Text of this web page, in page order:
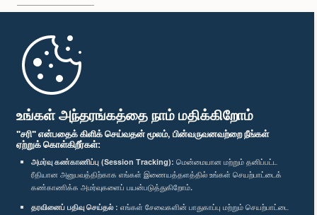
உங்கள் அந்தரங்கத்தை நாம் மதிக்கிறோம்
"சரி" என்பதைக் கிளிக் செய்வதன் மூலம், பின்வருவனவற்றை நீங்கள்
ஏற்றுக் கொள்கிறீர்கள்:
அமர்வு கண்காணிப்பு (Session Tracking): மென்மையான மற்றும் தனிப்பட்ட
ரீதியான அனுபவத்திற்காக எங்கள் இணையத்தளத்தில் உங்கள் செயற்பாட்டைக்
கண்காணிக்க அமர்வுகளைப் பயன்படுத்துகிறோம்.
தரவினைப் பதிவு செய்தல் : எங்கள் சேவைகளின் பாதுகாப்பு மற்றும் செயற்பாட்டை
முதற்பக்கம்
பாராளுமன்ற கையடக்க செயலி
எம்மை பின்தொடர்க :